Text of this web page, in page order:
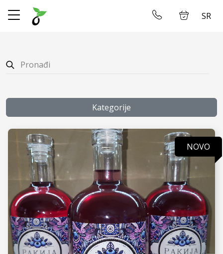
✕
O Nama
Dostava
Restoran
Galerija
Smeštaj
Kontakt
SR
Kategorije
NOVO